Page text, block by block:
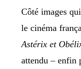
Côté images
le cinéma
Astérix et
attendu – enfin